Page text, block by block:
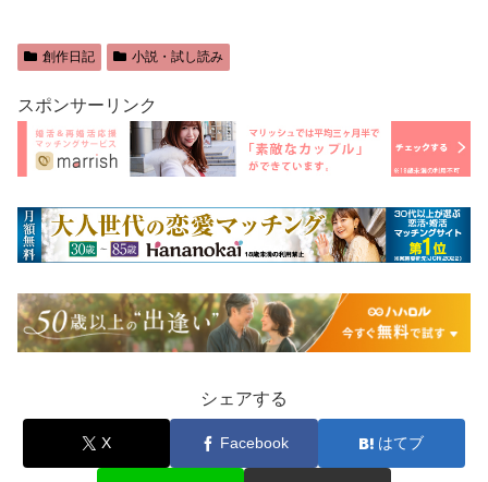
創作日記 小説・試し読み
スポンサーリンク
シェアする
X Facebook はてブ